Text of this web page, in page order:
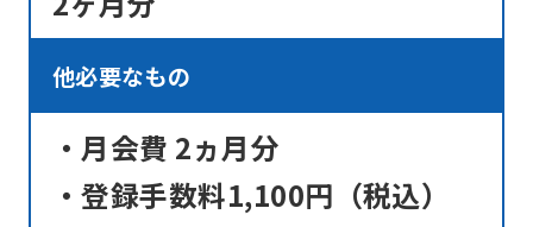
他必要なもの
・月会費 2ヵ月分
・登録手数料1,100円（税込）